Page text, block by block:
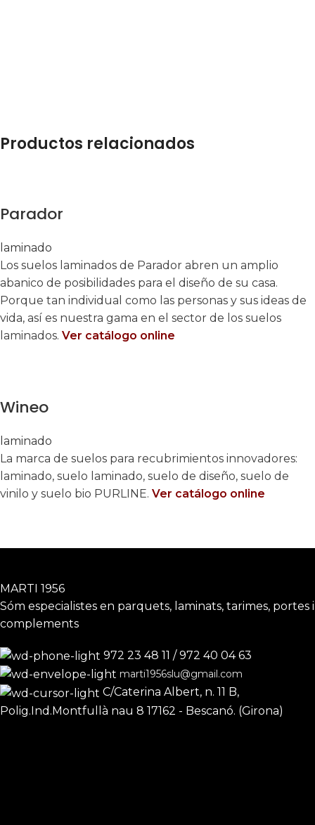
Productos relacionados
Parador
laminado
Los suelos laminados de Parador abren un amplio
abanico de posibilidades para el diseño de su casa.
Porque tan individual como las personas y sus ideas de
vida, así es nuestra gama en el sector de los suelos
laminados. Ver catálogo online
Wineo
laminado
La marca de suelos para recubrimientos innovadores:
laminado, suelo laminado, suelo de diseño, suelo de
vinilo y suelo bio PURLINE. Ver catálogo online
MARTI 1956
Sóm especialistes en parquets, laminats, tarimes, portes i
complements
972 23 48 11 / 972 40 04 63
marti1956slu@gmail.com
C/Caterina Albert, n. 11 B,
Polig.Ind.Montfullà nau 8 17162 - Bescanó. (Girona)